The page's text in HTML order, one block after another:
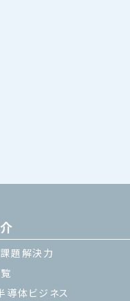
題解決力
導体ビジネス